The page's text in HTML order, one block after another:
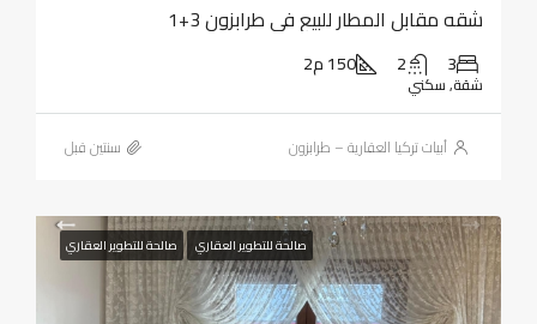
شقه مقابل المطار للبيع في طرابزون 3+1
3
2 150 م2
شقة, سكني
أبيات تركيا العقارية – طرابزون ‏سنتين قبل
صالحة للتطوير العقاري صالحة للتطوير العقاري